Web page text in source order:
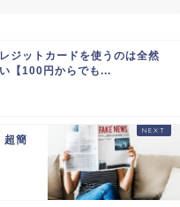
ジットカードを使うのは全然
【100円からでも...
超簡